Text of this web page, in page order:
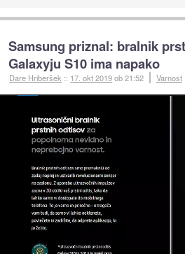
Samsung priznal: bralnik
Galaxyju S10 ima napako
Dare Hriberšek :: 17. okt 2019ob 21:52 Varnost